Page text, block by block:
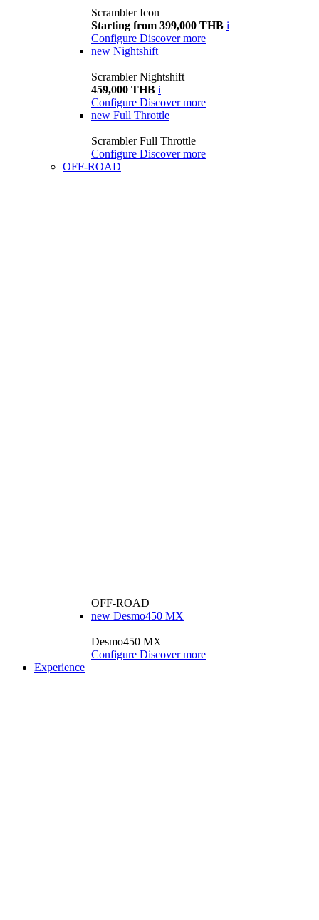
Scrambler Icon
Starting from 399,000 THB i
Configure Discover more
new Nightshift
Scrambler Nightshift
459,000 THB i
Configure Discover more
new Full Throttle
Scrambler Full Throttle
Configure Discover more
OFF-ROAD
OFF-ROAD
new Desmo450 MX
Desmo450 MX
Configure Discover more
Experience